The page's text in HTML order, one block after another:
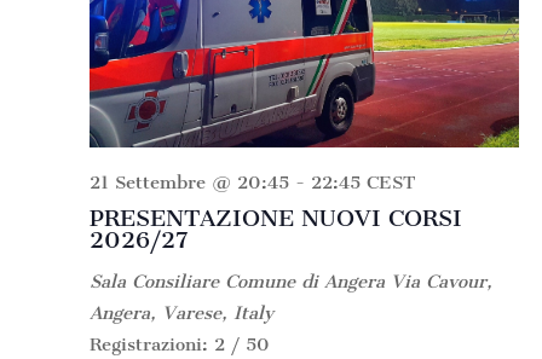
PRESENTAZIONE NUOVI CORSI
2026/27
21 Settembre @ 20:45- 22:45 CEST
Sala Consiliare Comune di Angera Via Cavour,
Angera, Varese, Italy
Registrazioni: 2 / 50